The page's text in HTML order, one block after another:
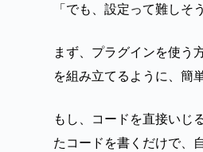
「でも、設定って難しそ
まず、プラグインを使う
を組み立てるように、簡
もし、コードを直接いじ
たコードを書くだけで、